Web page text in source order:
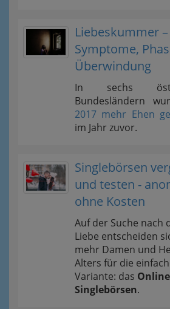
Liebeskummer –
Symptome,
Überwindung
In sechs
Bundesländern
2017 mehr Ehen
im Jahr zuvor.
Singlebörsen
und testen -
ohne Kosten
Auf der Suche nach
Liebe entscheiden
mehr Damen und
Alters für die
Variante: das
Singlebörsen.